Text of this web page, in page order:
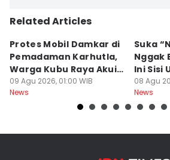
Related Articles
Protes Mobil Damkar di
Pemadaman Karhutla,
Warga Kubu Raya Akui
Khilaf
09 Agu 2026, 01:00 WIB
News
Suka
Nggak
Ini Sisi
08 Agu
News